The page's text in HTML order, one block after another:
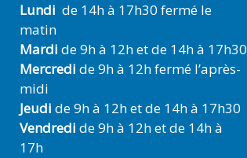
Lundi de 14h à 17h30 fermé le
matin
Mardi de 9h à 12h et de 14h à 17h30
Mercredi de 9h à 12h fermé l’après-
midi
Jeudi de 9h à 12h et de 14h à 17h30
Vendredi de 9h à 12h et de 14h à
17h